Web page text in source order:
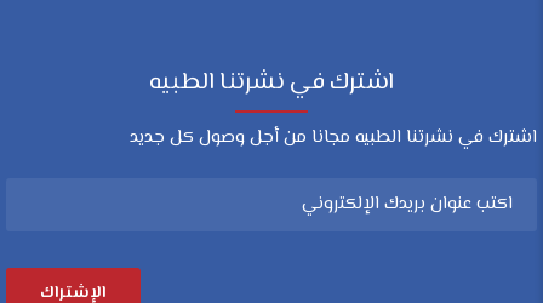
اشترك في نشرتنا الطبيه
اشترك في نشرتنا الطبيه مجانا من أجل وصول كل جديد